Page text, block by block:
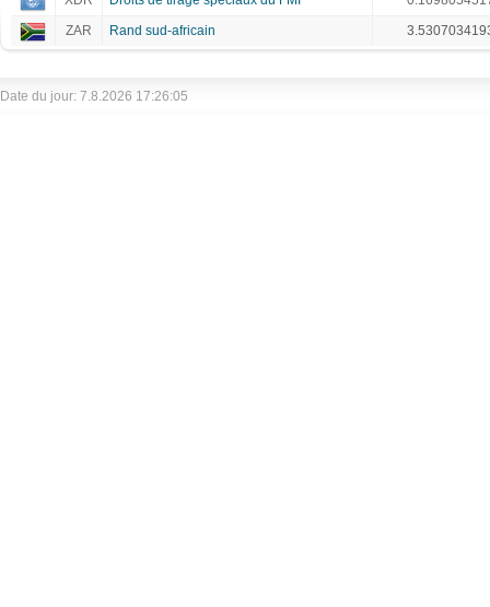
ZAR
Rand sud-africain
Date du jour: 7.8.2026 17:26:05